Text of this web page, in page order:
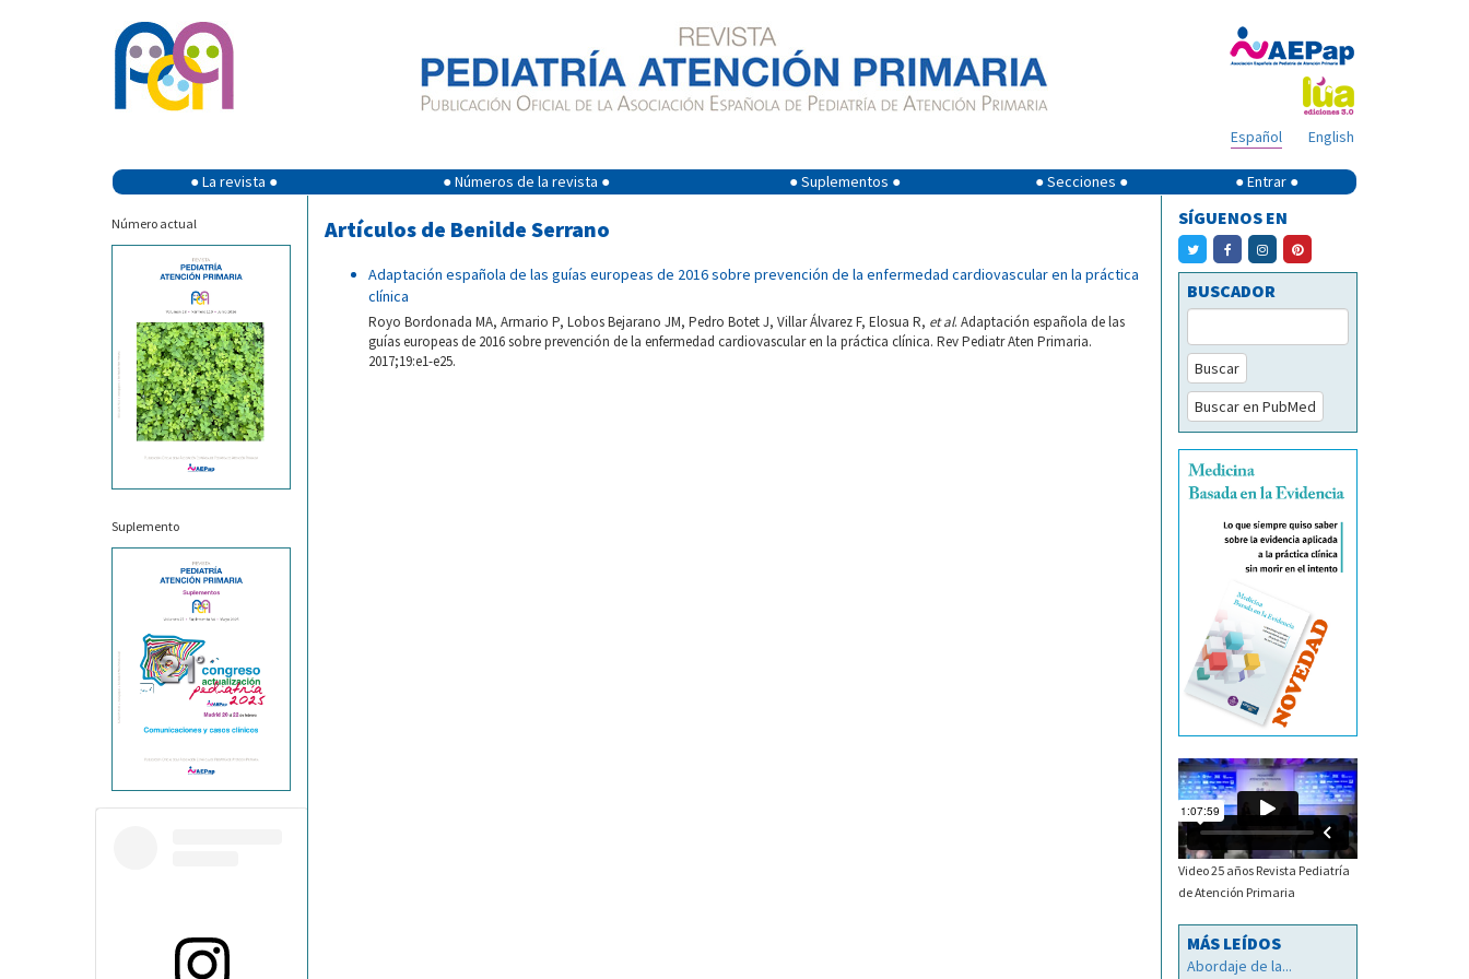
English
Español
● La revista ● ● Números de la revista ● ● Suplementos ● ● Secciones ● ● Entrar ●
Número actual
Suplemento
Artículos de Benilde Serrano
Adaptación española de las guías europeas de 2016 sobre prevención de la enfermedad cardiovascular en la práctica
clínica
Royo Bordonada MA, Armario P, Lobos Bejarano JM, Pedro Botet J, Villar Álvarez F, Elosua R, et al. Adaptación española de las
guías europeas de 2016 sobre prevención de la enfermedad cardiovascular en la práctica clínica. Rev Pediatr Aten Primaria.
2017;19:e1-e25.
SÍGUENOS EN
BUSCADOR
Buscar
Buscar en PubMed
Video 25 años Revista Pediatría
de Atención Primaria
MÁS LEÍDOS
Abordaje de la...